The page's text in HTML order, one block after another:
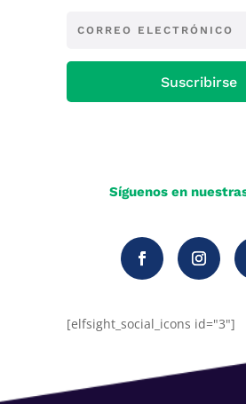
Suscribirse
Síguenos en
[elfsight_social_icons id="3"]